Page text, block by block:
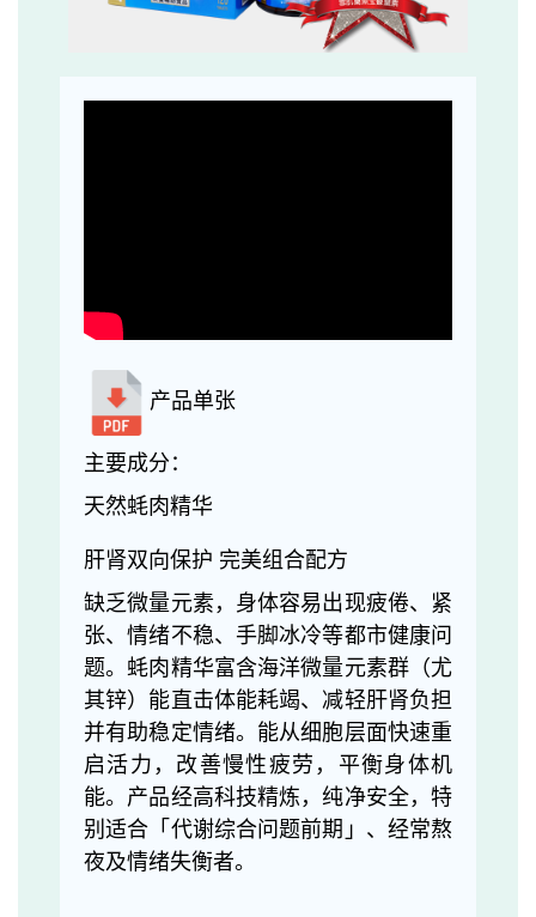
产品单张
主要成分：
天然蚝肉精华
肝肾双向保护 完美组合配方
缺乏微量元素，身体容易出现疲倦、紧
张、情绪不稳、手脚冰冷等都市健康问
题。蚝肉精华富含海洋微量元素群（尤
其锌）能直击体能耗竭、减轻肝肾负担
并有助稳定情绪。能从细胞层面快速重
启活力，改善慢性疲劳，平衡身体机
能。产品经高科技精炼，纯净安全，特
别适合「代谢综合问题前期」、经常熬
夜及情绪失衡者。